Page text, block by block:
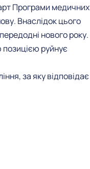
Програми медичних
Внаслідок цього
нового року.
руйнує
за яку відповідає